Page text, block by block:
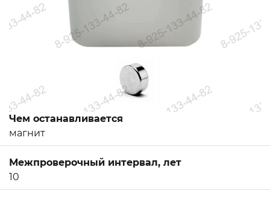
Чем останавливается
магнит
Межпроверочный интервал, лет
10